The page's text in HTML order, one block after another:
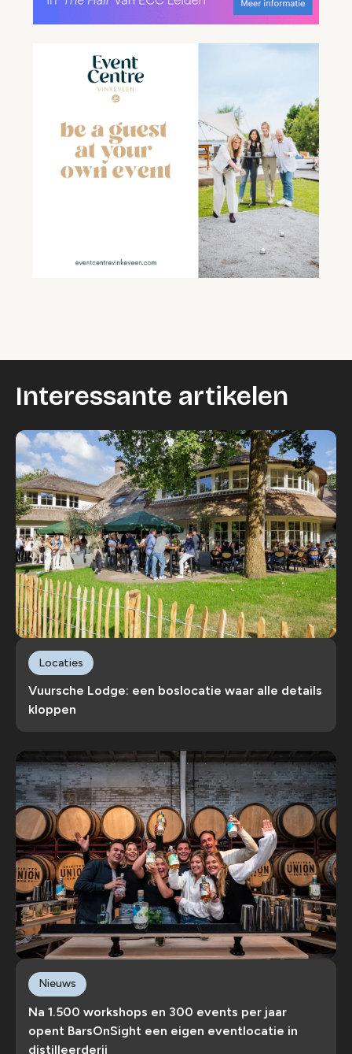
Interessante artikelen
Vuursche Lodge: een boslocatie waar alle details
kloppen
Locaties
Na 1.500 workshops en 300 events per jaar
opent BarsOnSight een eigen eventlocatie in
distilleerderij
Nieuws